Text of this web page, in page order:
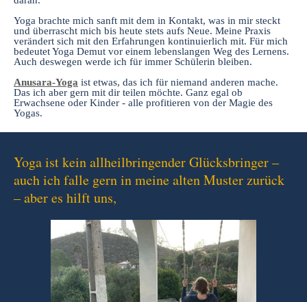
Yoga brachte mich sanft mit dem in Kontakt, was in mir steckt
und überrascht mich bis heute stets aufs Neue. Meine Praxis
verändert sich mit den Erfahrungen kontinuierlich mit. Für mich
bedeutet Yoga Demut vor einem lebenslangen Weg des Lernens.
Auch deswegen werde ich für immer Schülerin bleiben.
Anusara-Yoga ist etwas, das ich für niemand anderen mache.
Das ich aber gern mit dir teilen möchte. Ganz egal ob
Erwachsene oder Kinder - alle profitieren von der Magie des
Yogas.
Yoga ist kein allheilbringender Glücksbringer –
auch ich falle gern in meine alten Muster zurück
– aber es hilft uns,